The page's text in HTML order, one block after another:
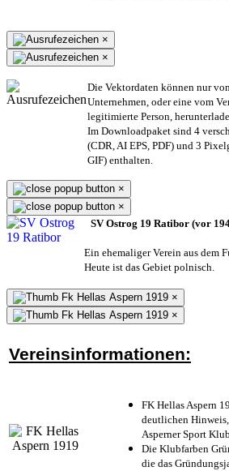
×
×
Die Vektordaten können nur
Unternehmen, oder eine vom
legitimierte Person,
Im Downloadpaket sind 4
(CDR, AI EPS, PDF) und 3
GIF) enthalten.
×
×
SV Ostrog 19 Ratibor (vor
Ein ehemaliger Verein aus dem
Heute ist das Gebiet polnisch.
×
×
Vereinsinformationen:
FK Hellas Aspern
deutlichen
Asperner Sport
Die Klubfarben
die das